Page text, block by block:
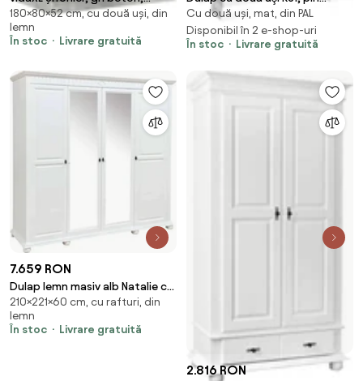
80x52x180 cm, lemn prelucrat
180×80×52 cm, cu două uși, din
lemn
În stoc
Livrare gratuită
andersen, KORA
Cu două uși, mat, din PAL
Disponibil în 2 e-shop-uri
În stoc
Livrare gratuită
7.659 RON
Dulap lemn masiv alb Natalie cu
Oglinzi, 221 × 60 × 210 cm
210×221×60 cm, cu rafturi, din
lemn
În stoc
Livrare gratuită
2.816 RON